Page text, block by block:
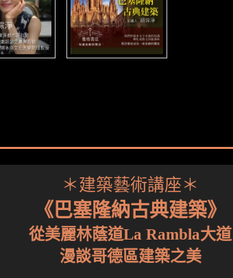
＊建築藝術講座＊
《巴塞隆納古典建築》
從美麗林蔭道La Rambla大道
漫談哥德區建築之美